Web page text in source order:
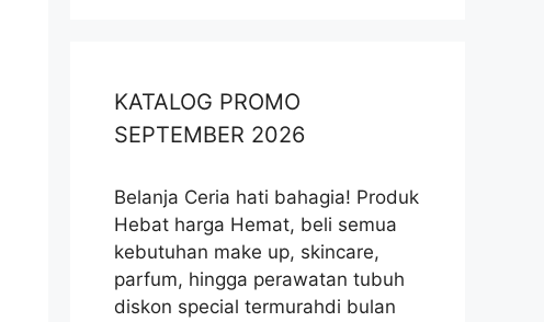
KATALOG PROMO
SEPTEMBER 2026
Belanja Ceria hati bahagia! Produk
Hebat harga Hemat, beli semua
kebutuhan make up, skincare,
parfum, hingga perawatan tubuh
diskon special termurahdi bulan